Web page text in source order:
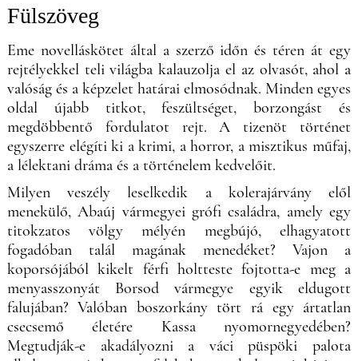
Fülszöveg
Eme novelláskötet által a szerző időn és téren át egy
rejtélyekkel teli világba kalauzolja el az olvasót, ahol a
valóság és a képzelet határai elmosódnak. Minden egyes
oldal újabb titkot, feszültséget, borzongást és
megdöbbentő fordulatot rejt. A tizenöt történet
egyszerre elégíti ki a krimi, a horror, a misztikus műfaj,
a lélektani dráma és a történelem kedvelőit.
Milyen veszély leselkedik a kolerajárvány elől
menekülő, Abaúj vármegyei grófi családra, amely egy
titokzatos völgy mélyén megbújó, elhagyatott
fogadóban talál magának menedéket? Vajon a
koporsójából kikelt férfi holtteste fojtotta-e meg a
menyasszonyát Borsod vármegye egyik eldugott
falujában? Valóban boszorkány tört rá egy ártatlan
csecsemő életére Kassa nyomornegyedében?
Megtudják-e akadályozni a váci püspöki palota